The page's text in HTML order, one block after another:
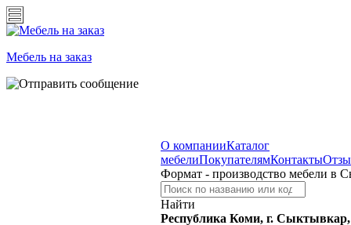
Мебель на заказ
О компанииКаталог
мебелиПокупателямКонтакты
Формат - производство мебели в
Найти
Республика Коми, г.